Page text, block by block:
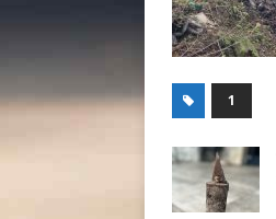
1